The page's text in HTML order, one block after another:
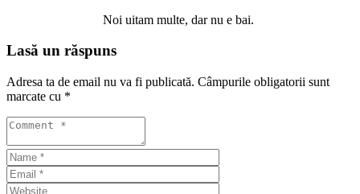
Noi uitam multe, dar nu e bai.
Lasă un răspuns
Adresa ta de email nu va fi publicată. Câmpurile obligatorii sunt
marcate cu *